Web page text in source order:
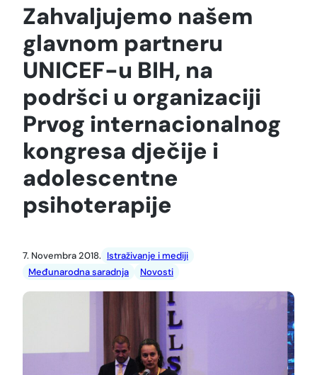
Zahvaljujemo našem
glavnom partneru
UNICEF-u BIH, na
podršci u organizaciji
Prvog internacionalnog
kongresa dječije i
adolescentne
psihoterapije
7. Novembra 2018. Istraživanje i mediji
Međunarodna saradnja
Novosti